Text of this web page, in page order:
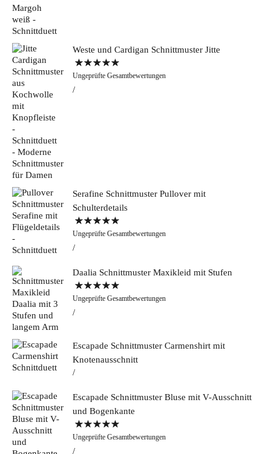
Weste und Cardigan Schnittmuster Jitte
Bewertet mit
5.00von 5
Ungeprüfte Gesamtbewertungen
Serafine Schnittmuster Pullover mit
Schulterdetails
Bewertet mit
5.00von 5
Ungeprüfte Gesamtbewertungen
Daalia Schnittmuster Maxikleid mit Stufen
Bewertet mit
5.00von 5
Ungeprüfte Gesamtbewertungen
Escapade Schnittmuster Carmenshirt mit
Knotenausschnitt
Escapade Schnittmuster Bluse mit V-Ausschnitt
und Bogenkante
Bewertet mit
5.00von 5
Ungeprüfte Gesamtbewertungen